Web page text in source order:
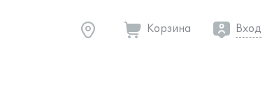
Корзина Вход